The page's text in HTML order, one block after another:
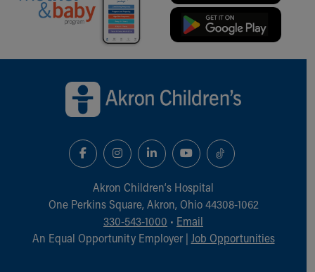
Akron Children‘s Hospital
One Perkins Square, Akron, Ohio 44308-1062
330-543-1000 • Email
An Equal Opportunity Employer | Job Opportunities